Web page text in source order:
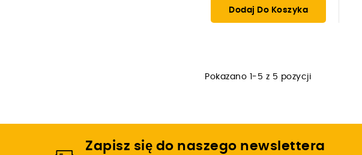
Dodaj Do Koszyka
Pokazano 1-5 z 5 pozycji
Zapisz się do naszego newslettera